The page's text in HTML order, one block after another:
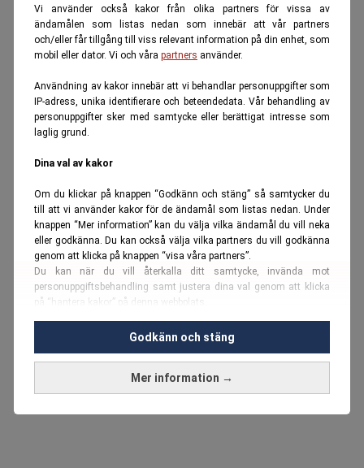
Vi använder också kakor från olika partners för vissa av
ändamålen som listas nedan som innebär att vår partners
och/eller får tillgång till viss relevant information på din enhet, som
mobil eller dator. Vi och våra partners använder.
Användning av kakor innebär att vi behandlar personuppgifter som
IP-adress, unika identifierare och beteendedata. Vår behandling av
personuppgifter sker med samtycke eller berättigat intresse som
laglig grund.
Dina val av kakor
Om du klickar på knappen “Godkänn och stäng” så samtycker du
till att vi använder kakor för de ändamål som listas nedan. Under
knappen “Mer information” kan du välja vilka ändamål du vill neka
eller godkänna. Du kan också välja vilka partners du vill godkänna
genom att klicka på knappen “visa våra partners”.
Du kan när du vill återkalla ditt samtycke, invända mot
personuppgiftsbehandling samt justera dina val genom att klicka
på “hantera kakor” på denna webbplats.
Du kan fördjupa dig ytterligare i vårcookie-policy
Vi använder kakor och personuppgifter för dessa syften:
Nödvändiga cookies och liknande tekniker, anpassning av
Mer information →
Godkänn och stäng